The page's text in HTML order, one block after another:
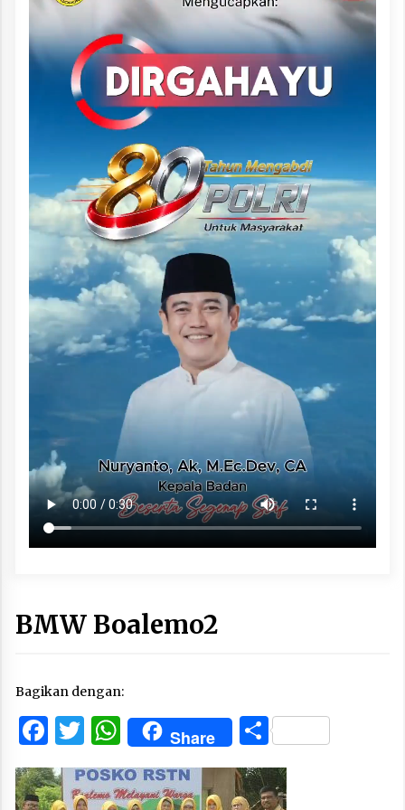
BMW Boalemo2
Bagikan dengan:
Facebook
Twitter
WhatsApp
Share Share